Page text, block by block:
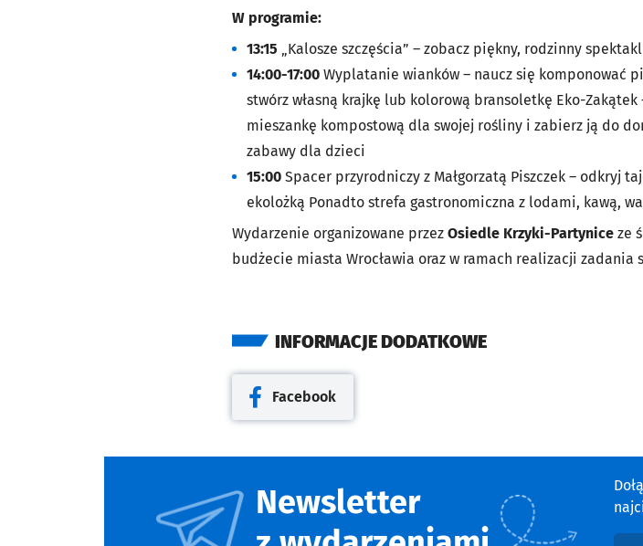
W programie:
13:15 „Kalosze szczęścia” – zobacz piękny, rodzinny
14:00-17:00 Wyplatanie wianków – naucz się komponować
stwórz własną krajkę lub kolorową bransoletkę Eko-
mieszankę kompostową dla swojej rośliny i zabierz ją do
zabawy dla dzieci
15:00 Spacer przyrodniczy z Małgorzatą Piszczek – odkryj
ekolożką Ponadto strefa gastronomiczna z lodami, kawą,
Wydarzenie organizowane przez Osiedle Krzyki-Partynice ze
budżecie miasta Wrocławia oraz w ramach realizacji zadania
INFORMACJE DODATKOWE
Otwiera się w nowej karcie
Facebook
Newsletter